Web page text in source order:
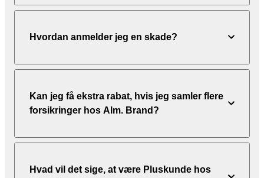
Hvordan anmelder jeg en skade?
Kan jeg få ekstra rabat, hvis jeg samler flere
forsikringer hos Alm. Brand?
Hvad vil det sige, at være Pluskunde hos